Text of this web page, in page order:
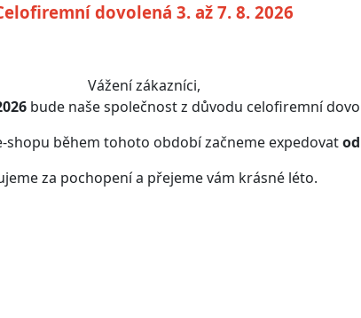
dovolená 3. až 7. 8. 2026
Vážení zákazníci,
bude naše společnost z důvodu celofiremní
shopu během tohoto období začneme expedovat
za pochopení a přejeme vám krásné léto.